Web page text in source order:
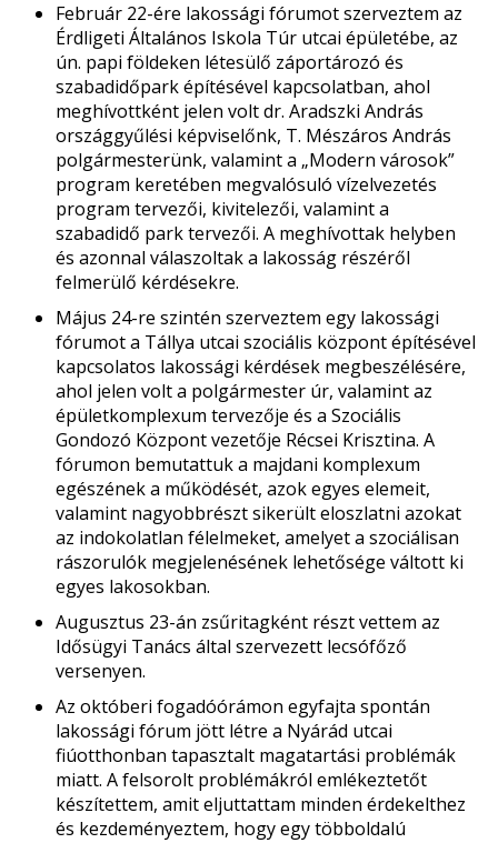
Február 22-ére lakossági fórumot szerveztem az
Érdligeti Általános Iskola Túr utcai épületébe, az
ún. papi földeken létesülő záportározó és
szabadidőpark építésével kapcsolatban, ahol
meghívottként jelen volt dr. Aradszki András
országgyűlési képviselőnk, T. Mészáros András
polgármesterünk, valamint a „Modern városok”
program keretében megvalósuló vízelvezetés
program tervezői, kivitelezői, valamint a
szabadidő park tervezői. A meghívottak helyben
és azonnal válaszoltak a lakosság részéről
felmerülő kérdésekre.
Május 24-re szintén szerveztem egy lakossági
fórumot a Tállya utcai szociális központ építésével
kapcsolatos lakossági kérdések megbeszélésére,
ahol jelen volt a polgármester úr, valamint az
épületkomplexum tervezője és a Szociális
Gondozó Központ vezetője Récsei Krisztina. A
fórumon bemutattuk a majdani komplexum
egészének a működését, azok egyes elemeit,
valamint nagyobbrészt sikerült eloszlatni azokat
az indokolatlan félelmeket, amelyet a szociálisan
rászorulók megjelenésének lehetősége váltott ki
egyes lakosokban.
Augusztus 23-án zsűritagként részt vettem az
Idősügyi Tanács által szervezett lecsófőző
versenyen.
Az októberi fogadóórámon egyfajta spontán
lakossági fórum jött létre a Nyárád utcai
fiúotthonban tapasztalt magatartási problémák
miatt. A felsorolt problémákról emlékeztetőt
készítettem, amit eljuttattam minden érdekelthez
és kezdeményeztem, hogy egy többoldalú